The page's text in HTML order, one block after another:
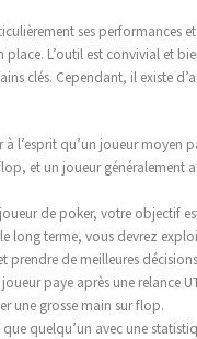
ses performances
place. L’outil est convivial et
clés. Cependant, il existe
à l’esprit qu’un joueur moyen
et un joueur généralement
de poker, votre objectif
long terme, vous devrez
prendre de meilleures
paye après une relance
une grosse main sur flop.
que quelqu’un avec une